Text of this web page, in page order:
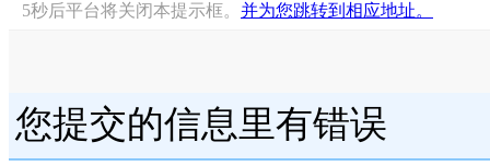
5秒后平台将关闭本提示框。 并为您跳转到相应地址。
您提交的信息里有错误